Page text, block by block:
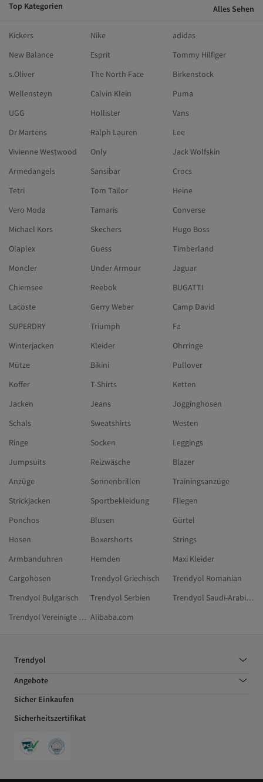
Top Kategorien Alles Sehen
Kickers Nike
adidas
New Balance
Esprit
Tommy Hilfiger
s.Oliver
The North Face
Birkenstock
Wellensteyn
Calvin Klein
Puma
UGG
Hollister
Vans
Dr Martens
Ralph Lauren
Lee
Vivienne Westwood
Only
Jack Wolfskin
Armedangels
Sansibar
Crocs
Tetri
Tom Tailor
Heine
Vero Moda
Tamaris
Converse
Michael Kors
Skechers
Hugo Boss
Olaplex
Guess
Timberland
Moncler
Under Armour
Jaguar
Chiemsee
Reebok
BUGATTI
Lacoste
Gerry Weber
Camp David
SUPERDRY
Triumph
Fa
Winterjacken
Kleider
Ohrringe
Mütze
Bikini
Pullover
Koffer
T-Shirts
Ketten
Jacken
Jeans
Jogginghosen
Schals
Sweatshirts
Westen
Ringe
Socken
Leggings
Jumpsuits
Reizwäsche
Blazer
Anzüge
Sonnenbrillen
Trainingsanzüge
Strickjacken
Sportbekleidung
Fliegen
Ponchos
Blusen
Gürtel
Hosen
Boxershorts
Strings
Armbanduhren
Hemden
Maxi Kleider
Cargohosen
Trendyol Griechisch
Trendyol Romanian
Trendyol Bulgarisch
Trendyol Serbien
Trendyol Saudi-Arabien
Trendyol Vereinigte Arabische Emirate Alibaba.com
Trendyol
Angebote
Sicher Einkaufen
Sicherheitszertifikat